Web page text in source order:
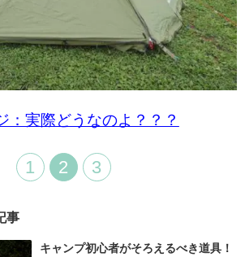
：実際どうなのよ？？？
1 2 3
事
キャンプ初心者がそろえるべき道具！